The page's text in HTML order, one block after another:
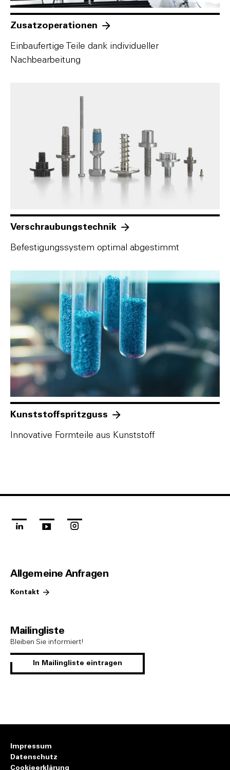
Zusatzoperationen
Einbaufertige Teile dank individueller
Nachbearbeitung
Verschraubungstechnik
Befestigungssystem optimal abgestimmt
Kunststoffspritzguss
Innovative Formteile aus Kunststoff
linkedinyoutube
Allgemeine Anfragen
Kontakt
Mailingliste
Bleiben Sie informiert!
In Mailingliste eintragen
Impressum
Datenschutz
Cookieerklärung